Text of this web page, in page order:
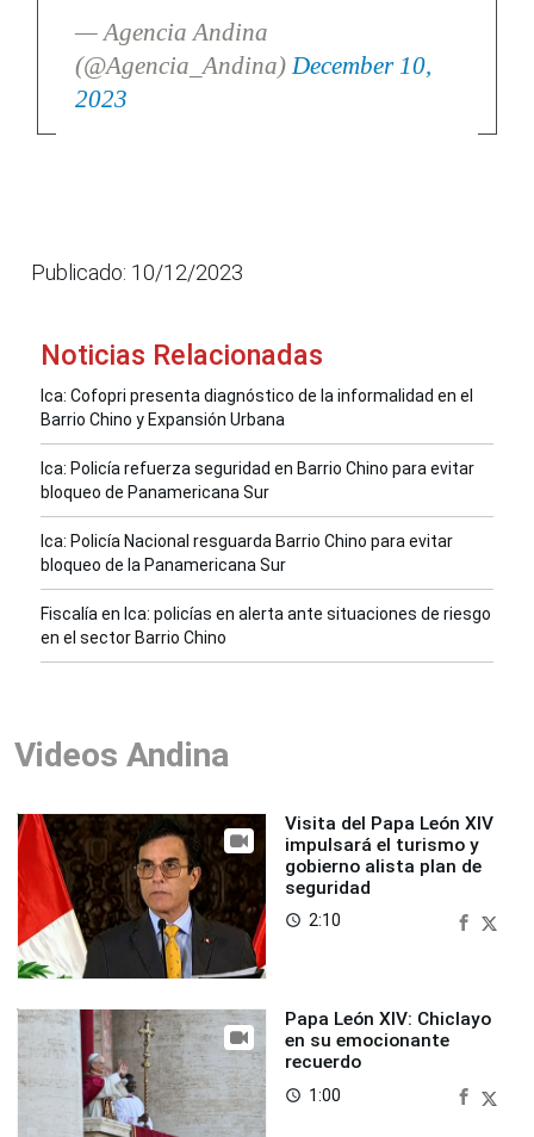
— Agencia Andina
(@Agencia_Andina)December 10,
2023
Publicado: 10/12/2023
Noticias Relacionadas
Ica: Cofopri presenta diagnóstico de la informalidad en el
Barrio Chino y Expansión Urbana
Ica: Policía refuerza seguridad en Barrio Chino para evitar
bloqueo de Panamericana Sur
Ica: Policía Nacional resguarda Barrio Chino para evitar
bloqueo de la Panamericana Sur
Fiscalía en Ica: policías en alerta ante situaciones de riesgo
en el sector Barrio Chino
Videos Andina
Visita del Papa León XIV
impulsará el turismo y
gobierno alista plan de
seguridad
access_time 2:10
Papa León XIV: Chiclayo
en su emocionante
recuerdo
access_time 1:00